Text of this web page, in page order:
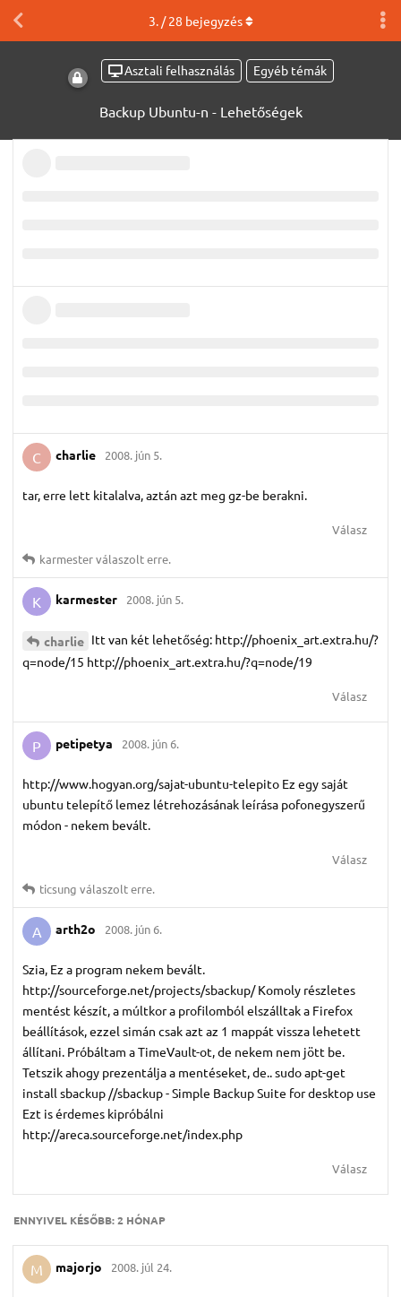
Asztali felhasználás Egyéb témák
Backup Ubuntu-n - Lehetőségek
3. /28 bejegyzés
C charlie 2008. jún 5.
tar, erre lett kitalalva, aztán azt meg gz-be berakni.
Válasz
karmesterválaszolt erre.
K karmester 2008. jún 5.
charlie Itt van két lehetőség: http://phoenix_art.extra.hu/?
q=node/15 http://phoenix_art.extra.hu/?q=node/19
Válasz
P petipetya 2008. jún 6.
http://www.hogyan.org/sajat-ubuntu-telepito Ez egy saját
ubuntu telepítő lemez létrehozásának leírása pofonegyszerű
módon - nekem bevált.
Válasz
ticsung válaszolt erre.
A arth2o 2008. jún 6.
Szia, Ez a program nekem bevált.
http://sourceforge.net/projects/sbackup/ Komoly részletes
mentést készít, a múltkor a profilomból elszálltak a Firefox
beállítások, ezzel simán csak azt az 1 mappát vissza lehetett
állítani. Próbáltam a TimeVault-ot, de nekem nem jött be.
Tetszik ahogy prezentálja a mentéseket, de.. sudo apt-get
install sbackup //sbackup - Simple Backup Suite for desktop use
Ezt is érdemes kipróbálni
http://areca.sourceforge.net/index.php
Válasz
ENNYIVEL KÉSŐBB:2 HÓNAP
M majorjo 2008. júl 24.